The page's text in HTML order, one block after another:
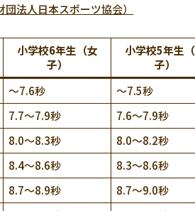
人日本スポーツ協会）
小学校6年生（女
子）
小学校5年生
子）
～7.6秒 ～7.5秒
7.7～7.9秒 7.6～7.9秒
8.0～8.3秒 8.0～8.2秒
8.4～8.6秒 8.3～8.6秒
8.7～8.9秒 8.7～9.0秒